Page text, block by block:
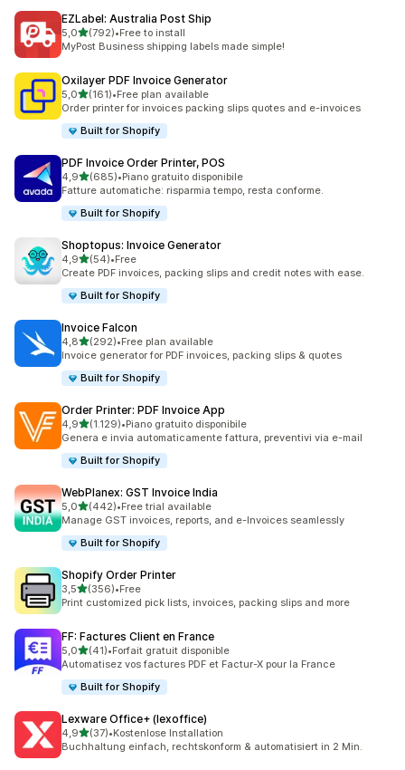
EZLabel: Australia Post Ship
5,0stelle su 5
(792)
792 recensioni totali
•Free to install
MyPost Business shipping labels made simple!
Oxilayer PDF Invoice Generator
5,0stelle su 5
(161)
161 recensioni totali
•Free plan available
Order printer for invoices packing slips quotes and e-invoices
Built for Shopify
PDF Invoice Order Printer, POS
4,9stelle su 5
(685)
685 recensioni totali
•Piano gratuito disponibile
Fatture automatiche: risparmia tempo, resta conforme.
Built for Shopify
Shoptopus: Invoice Generator
4,9stelle su 5
(54)
54 recensioni totali
•Free
Create PDF invoices, packing slips and credit notes with ease.
Built for Shopify
Invoice Falcon
4,8stelle su 5
(292)
292 recensioni totali
•Free plan available
Invoice generator for PDF invoices, packing slips & quotes
Built for Shopify
Order Printer: PDF Invoice App
4,9stelle su 5
(1.129)
1129 recensioni totali
•Piano gratuito disponibile
Genera e invia automaticamente fattura, preventivi via e-mail
Built for Shopify
WebPlanex: GST Invoice India
5,0stelle su 5
(442)
442 recensioni totali
•Free trial available
Manage GST invoices, reports, and e-Invoices seamlessly
Built for Shopify
Shopify Order Printer
3,5stelle su 5
(356)
356 recensioni totali
•Free
Print customized pick lists, invoices, packing slips and more
FF: Factures Client en France
5,0stelle su 5
(41)
41 recensioni totali
•Forfait gratuit disponible
Automatisez vos factures PDF et Factur-X pour la France
Built for Shopify
Lexware Office+ (lexoffice)
4,9stelle su 5
(37)
37 recensioni totali
•Kostenlose Installation
Buchhaltung einfach, rechtskonform & automatisiert in 2 Min.